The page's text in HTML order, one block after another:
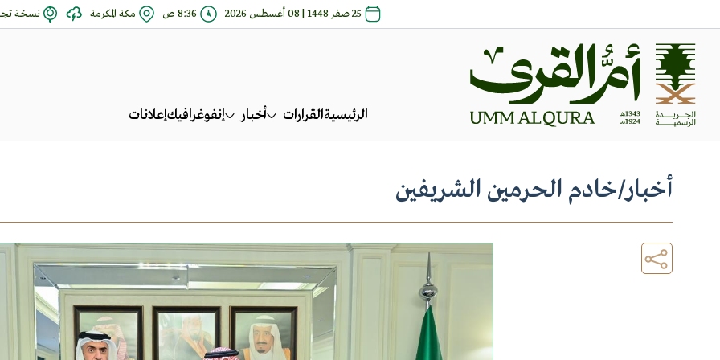
25 صفر 1448 | 08 أغسطس 2026 8:36 ص مكة المكرمة نسخة
الرئيسيةالقرارات أخبار إنفوغرافيكإعلانات
أخبار/خادم الحرمين الشريفين